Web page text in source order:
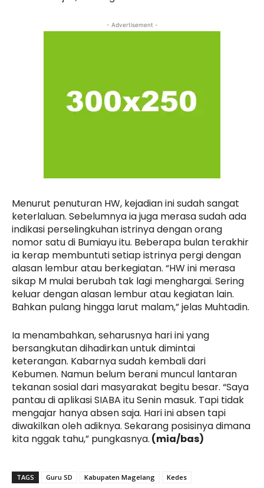
- Advertisement -
Menurut penuturan HW, kejadian ini sudah sangat
keterlaluan. Sebelumnya ia juga merasa sudah ada
indikasi perselingkuhan istrinya dengan orang
nomor satu di Bumiayu itu. Beberapa bulan terakhir
ia kerap membuntuti setiap istrinya pergi dengan
alasan lembur atau berkegiatan. “HW ini merasa
sikap M mulai berubah tak lagi menghargai. Sering
keluar dengan alasan lembur atau kegiatan lain.
Bahkan pulang hingga larut malam,” jelas Muhtadin.
Ia menambahkan, seharusnya hari ini yang
bersangkutan dihadirkan untuk dimintai
keterangan. Kabarnya sudah kembali dari
Kebumen. Namun belum berani muncul lantaran
tekanan sosial dari masyarakat begitu besar. “Saya
pantau di aplikasi SIABA itu Senin masuk. Tapi tidak
mengajar hanya absen saja. Hari ini absen tapi
diwakilkan oleh adiknya. Sekarang posisinya dimana
kita nggak tahu,” pungkasnya. (mia/bas)
TAGS Guru SD Kabupaten Magelang
Kedes